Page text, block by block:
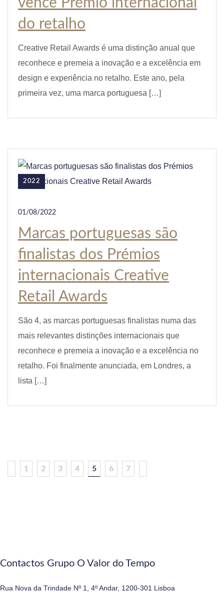
do retalho
Creative Retail Awards é uma distinção anual que
reconhece e premeia a inovação e a excelência em
design e experiência no retalho. Este ano, pela
primeira vez, uma marca portuguesa […]
2022
01/08/2022
Marcas portuguesas são
finalistas dos Prémios
internacionais Creative
Retail Awards
São 4, as marcas portuguesas finalistas numa das
mais relevantes distinções internacionais que
reconhece e premeia a inovação e a excelência no
retalho. Foi finalmente anunciada, em Londres, a
lista […]
1 2 3 4 5 6 7
Contactos Grupo O Valor do Tempo
Rua Nova da Trindade Nº 1, 4º Andar, 1200-301 Lisboa